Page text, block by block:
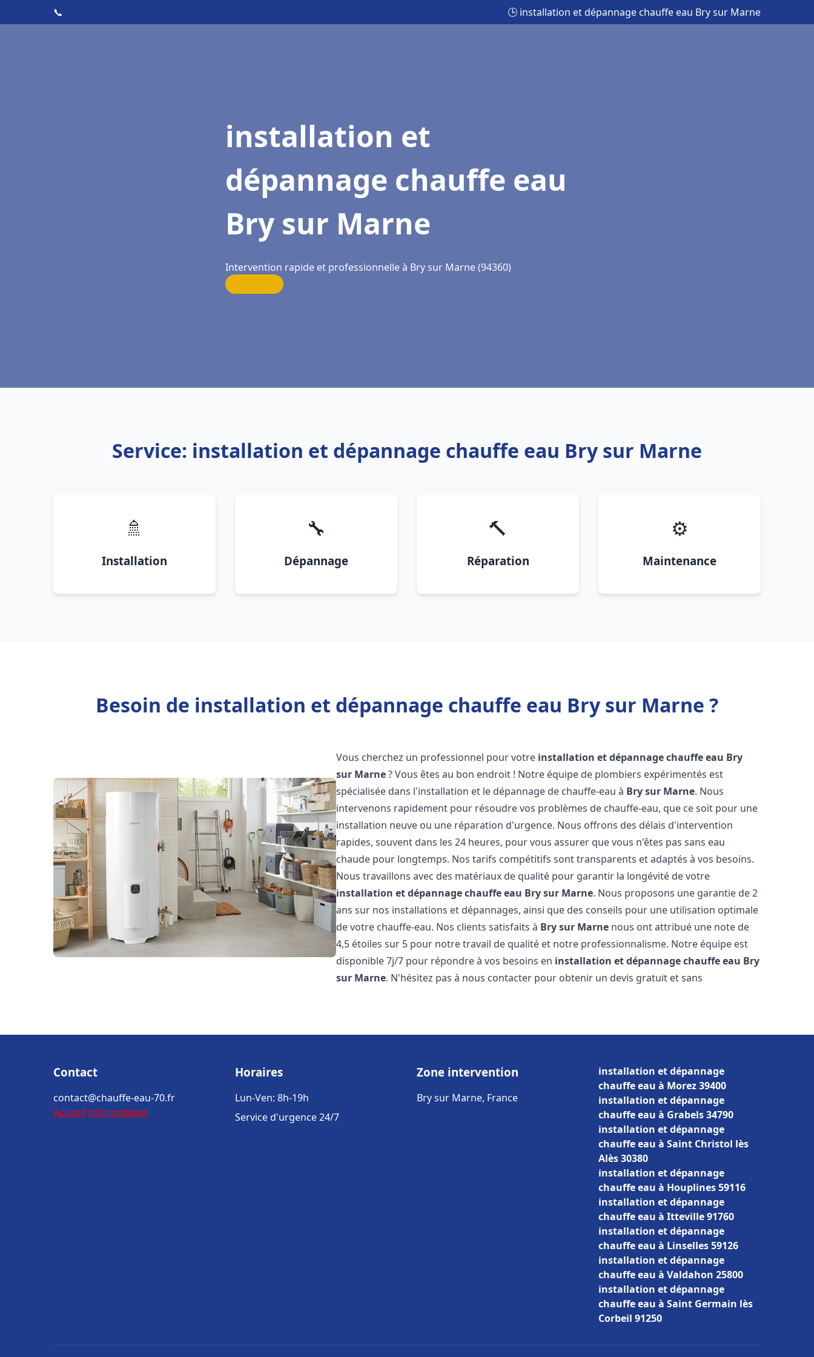
📞 🕒 installation et dépannage chauffe eau Bry sur Marne
installation et
dépannage chauffe eau
Bry sur Marne
Intervention rapide et professionnelle à Bry sur Marne (94360)
Service: installation et dépannage chauffe eau Bry sur Marne
🚿
Installation
🔧
Dépannage
🔨
Réparation
⚙️
Maintenance
Besoin de installation et dépannage chauffe eau Bry sur Marne ?
Vous cherchez un professionnel pour votre installation et dépannage chauffe eau Bry
sur Marne? Vous êtes au bon endroit ! Notre équipe de plombiers expérimentés est
spécialisée dans l'installation et le dépannage de chauffe-eau à Bry sur Marne. Nous
intervenons rapidement pour résoudre vos problèmes de chauffe-eau, que ce soit pour une
installation neuve ou une réparation d'urgence. Nous offrons des délais d'intervention
rapides, souvent dans les 24 heures, pour vous assurer que vous n'êtes pas sans eau
chaude pour longtemps. Nos tarifs compétitifs sont transparents et adaptés à vos besoins.
Nous travaillons avec des matériaux de qualité pour garantir la longévité de votre
installation et dépannage chauffe eau Bry sur Marne. Nous proposons une garantie de 2
ans sur nos installations et dépannages, ainsi que des conseils pour une utilisation optimale
de votre chauffe-eau. Nos clients satisfaits à Bry sur Marne nous ont attribué une note de
4,5 étoiles sur 5 pour notre travail de qualité et notre professionnalisme. Notre équipe est
disponible 7j/7 pour répondre à vos besoins en installation et dépannage chauffe eau Bry
sur Marne. N'hésitez pas à nous contacter pour obtenir un devis gratuit et sans
Contact
contact@chauffe-eau-70.fr
Accueil Informations
Horaires
Lun-Ven: 8h-19h
Service d'urgence 24/7
Zone intervention
Bry sur Marne, France
installation et dépannage
chauffe eau à Morez 39400
installation et dépannage
chauffe eau à Grabels 34790
installation et dépannage
chauffe eau à Saint Christol lès
Alès 30380
installation et dépannage
chauffe eau à Houplines 59116
installation et dépannage
chauffe eau à Itteville 91760
installation et dépannage
chauffe eau à Linselles 59126
installation et dépannage
chauffe eau à Valdahon 25800
installation et dépannage
chauffe eau à Saint Germain lès
Corbeil 91250